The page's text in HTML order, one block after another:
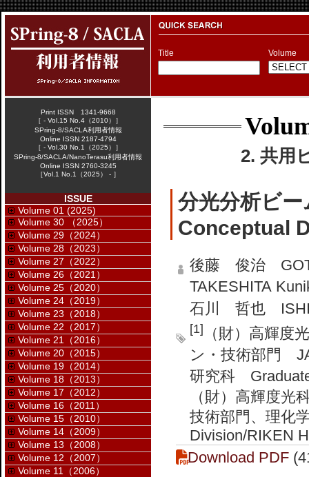
Title Volume
2. 共用
分光分析ビ
Conceptual
後藤 俊治
TAKESHITA
石川 哲也
[1]
（財）高輝
ン・技術部門
研究科
（財）高輝度
技術部門、理化
Division/RIKEN
Download PDF
Print ISSN 1341-9668
［ - Vol.15 No.4（2010）］
SPring-8/SACLA利用者情報
Online ISSN 2187-4794
［ - Vol.30 No.1（2025）］
SPring-8/SACLA/NanoTerasu利用者情報
Online ISSN 2760-3245
［Vol.1 No.1（2025） - ］
ISSUE
Volume 01 (2025)
Volume 30 （2025）
Volume 29（2024）
Volume 28（2023）
Volume 27（2022）
Volume 26（2021）
Volume 25（2020）
Volume 24（2019）
Volume 23（2018）
Volume 22（2017）
Volume 21（2016）
Volume 20（2015）
Volume 19（2014）
Volume 18（2013）
Volume 17（2012）
Volume 16（2011）
Volume 15（2010）
Volume 14（2009）
Volume 13（2008）
Volume 12（2007）
Volume 11（2006）